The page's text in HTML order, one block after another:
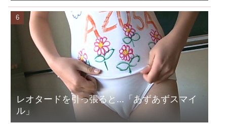
レオタードを引っ張ると...「あずあずスマイ
ル」